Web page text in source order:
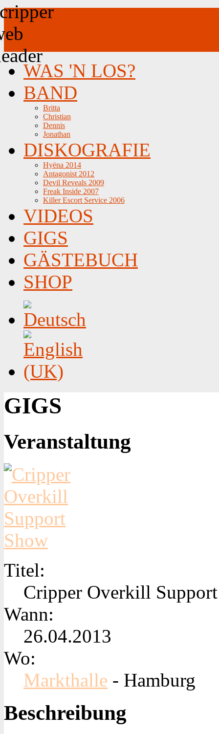
WAS 'N LOS?
BAND
Britta
Christian
Dennis
Jonathan
DISKOGRAFIE
Hyëna 2014
Antagonist 2012
Devil Reveals 2009
Freak Inside 2007
Killer Escort Service 2006
VIDEOS
GIGS
GÄSTEBUCH
SHOP
GIGS
Veranstaltung
Titel:
Cripper Overkill
Wann:
26.04.2013
Wo:
Markthalle - Hamburg
Beschreibung